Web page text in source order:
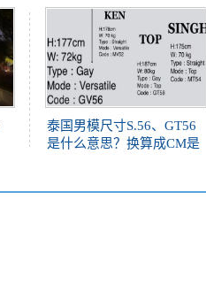
泰国男模尺寸S.56、GT56
是什么意思？换算成CM是